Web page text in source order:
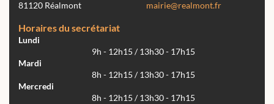
81120 Réalmont
mairie@realmont.fr
Horaires du secrétariat
Lundi
9h - 12h15 / 13h30 - 17h15
Mardi
8h - 12h15 / 13h30 - 17h15
Mercredi
8h - 12h15 / 13h30 - 17h15